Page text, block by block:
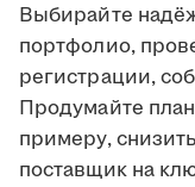
Выбирайте
портфолио,
регистрации,
Продумайте
примеру,
поставщик на